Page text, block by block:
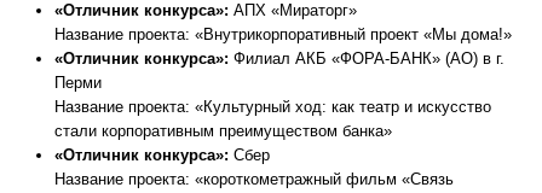
«Отличник конкурса»: АПХ «Мираторг»
Название проекта: «Внутрикорпоративный проект «Мы дома!»
«Отличник конкурса»: Филиал АКБ «ФОРА-БАНК» (АО) в г.
Перми
Название проекта: «Культурный ход: как театр и искусство
стали корпоративным преимуществом банка»
«Отличник конкурса»: Сбер
Название проекта: «короткометражный фильм «Связь